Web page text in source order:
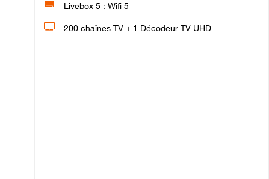
Livebox 5 : Wifi 5
200 chaînes TV + 1 Décodeur TV UHD